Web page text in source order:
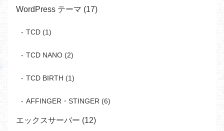
WordPress テーマ (17)
TCD (1)
TCD NANO (2)
TCD BIRTH (1)
AFFINGER・STINGER (6)
エックスサーバー (12)